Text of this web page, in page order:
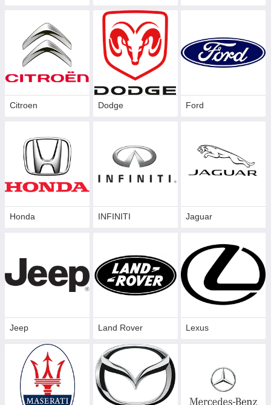
Citroen Dodge Ford
Honda INFINITI Jaguar
Jeep Land Rover Lexus